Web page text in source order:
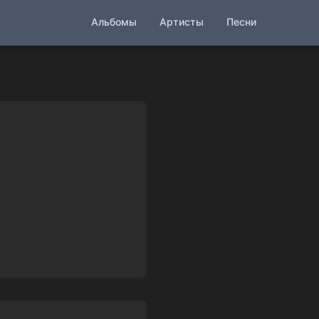
Альбомы Артисты Песни